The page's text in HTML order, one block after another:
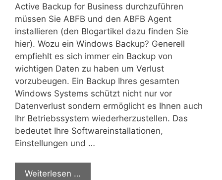
Active Backup for Business durchzuführen
müssen Sie ABFB und den ABFB Agent
installieren (den Blogartikel dazu finden Sie
hier). Wozu ein Windows Backup? Generell
empfiehlt es sich immer ein Backup von
wichtigen Daten zu haben um Verlust
vorzubeugen. Ein Backup Ihres gesamten
Windows Systems schützt nicht nur vor
Datenverlust sondern ermöglicht es Ihnen auch
Ihr Betriebssystem wiederherzustellen. Das
bedeutet Ihre Softwareinstallationen,
Einstellungen und …
Weiterlesen …